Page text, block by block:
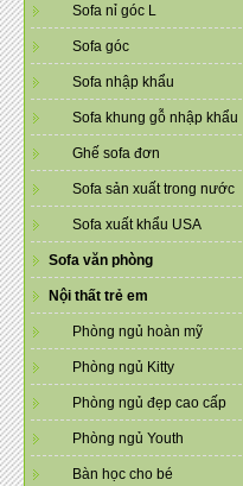
Sofa nỉ góc L
Sofa góc
Sofa nhập khẩu
Sofa khung gỗ nhập khẩu
Ghế sofa đơn
Sofa sản xuất trong nước
Sofa xuất khẩu USA
Sofa văn phòng
Nội thất trẻ em
Phòng ngủ hoàn mỹ
Phòng ngủ Kitty
Phòng ngủ đẹp cao cấp
Phòng ngủ Youth
Bàn học cho bé